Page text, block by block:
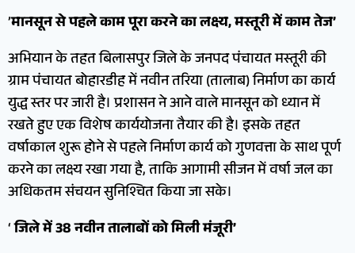
’मानसून से पहले काम पूरा करने का लक्ष्य, मस्तूरी में काम तेज’
अभियान के तहत बिलासपुर जिले के जनपद पंचायत मस्तूरी की
ग्राम पंचायत बोहारडीह में नवीन तरिया (तालाब) निर्माण का कार्य
युद्ध स्तर पर जारी है। प्रशासन ने आने वाले मानसून को ध्यान में
रखते हुए एक विशेष कार्ययोजना तैयार की है। इसके तहत
वर्षाकाल शुरू होने से पहले निर्माण कार्य को गुणवत्ता के साथ पूर्ण
करने का लक्ष्य रखा गया है, ताकि आगामी सीजन में वर्षा जल का
अधिकतम संचयन सुनिश्चित किया जा सके।
‘जिले में 38 नवीन तालाबों को मिली मंजूरी’